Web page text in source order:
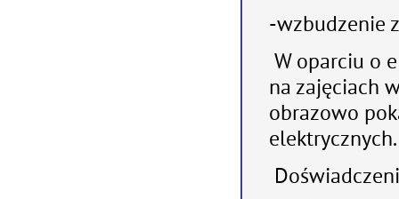
-wzbudzenie
W oparciu o
na zajęciach
obrazowo
elektrycznych.